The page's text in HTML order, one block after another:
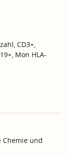
CD3+,
Mon HLA-
Chemie und